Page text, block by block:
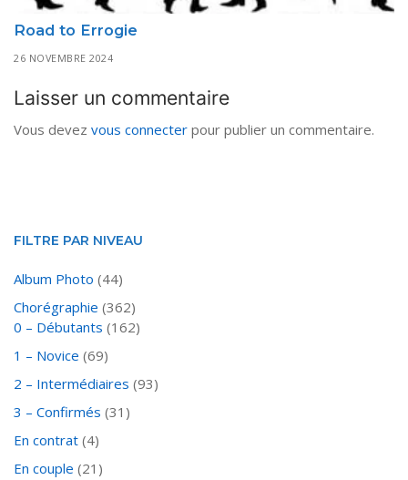
Road to Errogie
26 NOVEMBRE 2024
Laisser un commentaire
Vous devez vous connecter pour publier un commentaire.
FILTRE PAR NIVEAU
Album Photo (44)
Chorégraphie (362)
0 – Débutants (162)
1 – Novice (69)
2 – Intermédiaires (93)
3 – Confirmés (31)
En contrat (4)
En couple (21)